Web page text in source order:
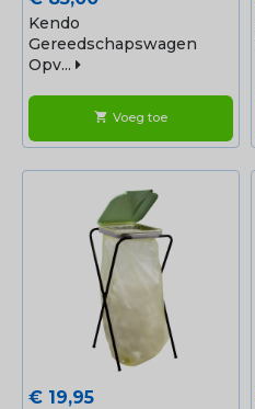
Kendo
Gereedschapswagen
Opv...
shopping_cart Voeg toe
Prijs
€ 19,95